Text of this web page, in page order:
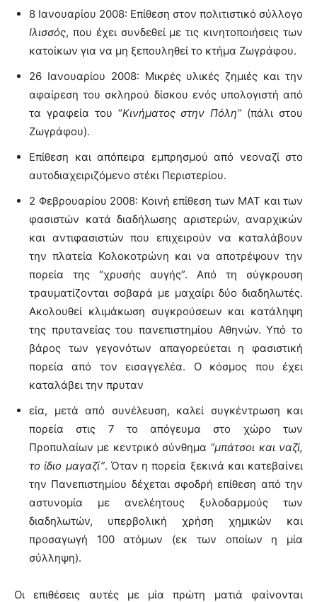
8 Ιανουαρίου 2008: Επίθεση στον πολιτιστικό σύλλογο
Ιλισσός, που έχει συνδεθεί με τις κινητοποιήσεις των
κατοίκων για να μη ξεπουληθεί το κτήμα Ζωγράφου.
26 Ιανουαρίου 2008: Μικρές υλικές ζημιές και την
αφαίρεση του σκληρού δίσκου ενός υπολογιστή από
τα γραφεία του “Κινήματος στην Πόλη” (πάλι στου
Ζωγράφου).
Επίθεση και απόπειρα εμπρησμού από νεοναζί στο
αυτοδιαχειριζόμενο στέκι Περιστερίου.
2 Φεβρουαρίου 2008: Κοινή επίθεση των ΜΑΤ και των
φασιστών κατά διαδήλωσης αριστερών, αναρχικών
και αντιφασιστών που επιχειρούν να καταλάβουν
την πλατεία Κολοκοτρώνη και να αποτρέψουν την
πορεία της “χρυσής αυγής”. Από τη σύγκρουση
τραυματίζονται σοβαρά με μαχαίρι δύο διαδηλωτές.
Ακολουθεί κλιμάκωση συγκρούσεων και κατάληψη
της πρυτανείας του πανεπιστημίου Αθηνών. Υπό το
βάρος των γεγονότων απαγορεύεται η φασιστική
πορεία από τον εισαγγελέα. Ο κόσμος που έχει
καταλάβει την πρυταν
εία, μετά από συνέλευση, καλεί συγκέντρωση και
πορεία στις 7 το απόγευμα στο χώρο των
Προπυλαίων με κεντρικό σύνθημα “μπάτσοι και ναζί,
το ίδιο μαγαζί”. Όταν η πορεία ξεκινά και κατεβαίνει
την Πανεπιστημίου δέχεται σφοδρή επίθεση από την
αστυνομία με ανελέητους ξυλοδαρμούς των
διαδηλωτών, υπερβολική χρήση χημικών και
προσαγωγή 100 ατόμων (εκ των οποίων η μία
σύλληψη).
Οι επιθέσεις αυτές με μία πρώτη ματιά φαίνονται